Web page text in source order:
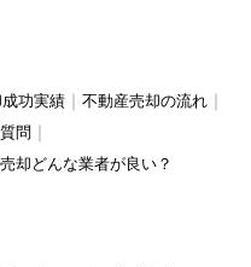
功実績
不動産売却の流れ
問
却どんな業者が良い？